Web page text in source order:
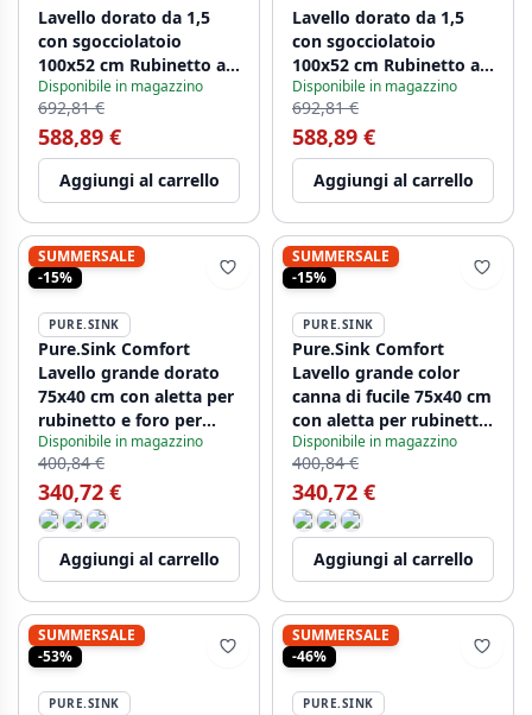
Lavello dorato da 1,5
con sgocciolatoio
100x52 cm Rubinetto a
leva destro
PEX3418100RT-60
Disponibile in magazzino
692,81 €
588,89 €
Aggiungi al carrello
Lavello dorato da 1,5
con sgocciolatoio
100x52 cm Rubinetto a
leva sinistro
PEX3418100LT-60
Disponibile in magazzino
692,81 €
588,89 €
Aggiungi al carrello
SUMMERSALE
-15%
PURE.SINK
Pure.Sink Comfort
Lavello grande dorato
75x40 cm con aletta per
rubinetto e foro per
rubinetto PCM7540T-60
Disponibile in magazzino
400,84 €
340,72 €
Aggiungi al carrello
SUMMERSALE
-15%
PURE.SINK
Pure.Sink Comfort
Lavello grande color
canna di fucile 75x40 cm
con aletta per rubinetto
e foro per rubinetto
PCM7540T-61
Disponibile in magazzino
400,84 €
340,72 €
Aggiungi al carrello
SUMMERSALE
-53%
PURE.SINK
SUMMERSALE
-46%
PURE.SINK